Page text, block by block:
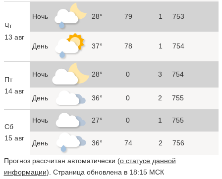
Чт
13 авг
Ночь 28° 79 1 753
День 37° 78 1 754
Пт
14 авг
Ночь 28° 0 3 754
День 36° 0 2 755
Сб
15 авг
Ночь 27° 0 1 755
День 36° 74 2 756
Прогноз рассчитан автоматически (о статусе данной
информации). Страница обновлена в 18:15 МСК